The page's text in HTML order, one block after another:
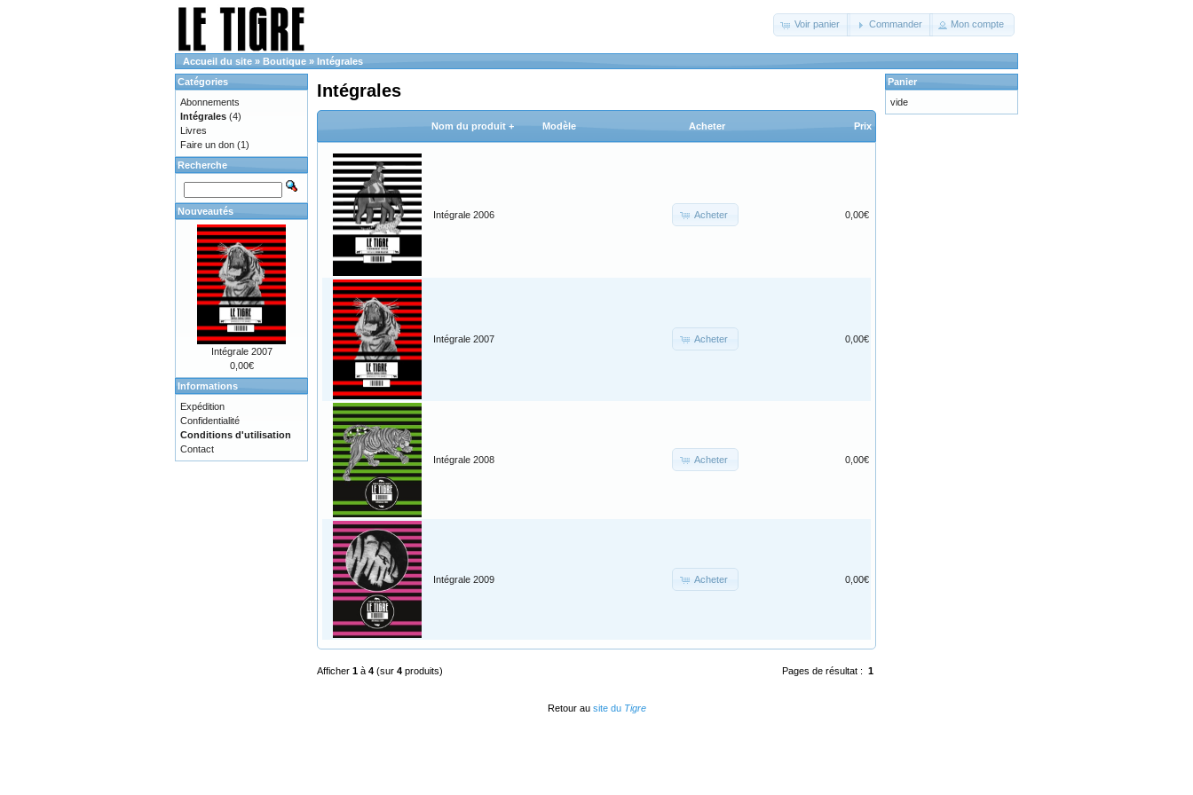
Voir panier Commander Mon compte
Accueil du site » Boutique » Intégrales
Intégrales
Nom du produit + Modèle Acheter Prix
Intégrale 2006 Acheter 0,00€
Intégrale 2007 Acheter 0,00€
Intégrale 2008 Acheter 0,00€
Intégrale 2009 Acheter 0,00€
Pages de résultat : 1
Afficher 1 à 4 (sur 4 produits)
Catégories
Abonnements
Intégrales (4)
Livres
Faire un don (1)
Recherche
Nouveautés
Intégrale 2007
0,00€
Informations
Expédition
Confidentialité
Conditions d'utilisation
Contact
Panier
vide
Retour au site du Tigre